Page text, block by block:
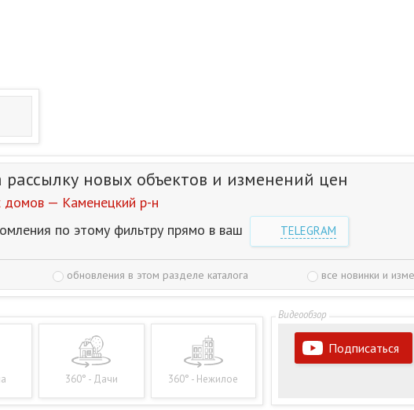
новых объектов и изменений цен
— Каменецкий р-н
по этому фильтру прямо в ваш
TELEGRAM
обновления в этом разделе каталога все новинки и
360° - Дачи 360° - Нежилое
Подписаться